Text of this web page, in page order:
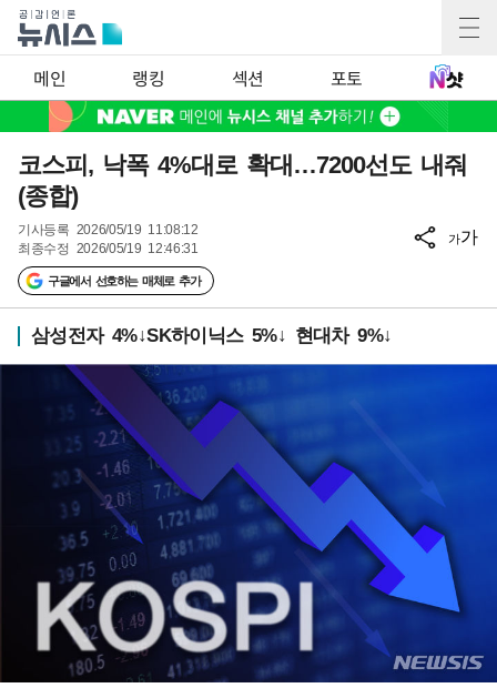
메인 랭킹 섹션 포토
코스피, 낙폭 4%대로 확대…7200선도 내줘
(종합)
기사등록 2026/05/19 11:08:12
최종수정 2026/05/19 12:46:31
구글에서 선호하는 매체로 추가
가가
삼성전자 4%↓SK하이닉스 5%↓ 현대차 9%↓